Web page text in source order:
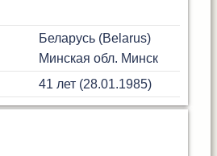
Беларусь (Belarus)
Минская обл. Минск
41 лет (28.01.1985)